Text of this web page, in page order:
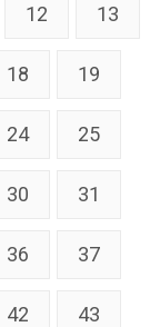
12 13
18 19
24 25
30 31
36 37
42 43